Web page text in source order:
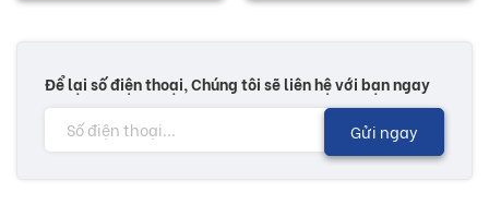
Để lại số điện thoại, Chúng tôi sẽ liên hệ với bạn ngay
Gửi ngay